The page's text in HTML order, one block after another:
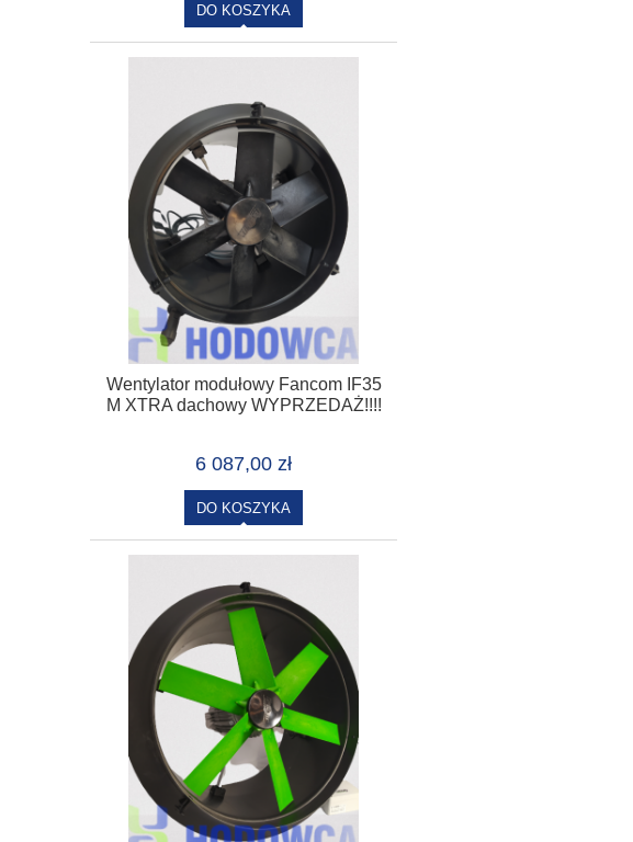
DO KOSZYKA
Wentylator modułowy Fancom IF35
M XTRA dachowy WYPRZEDAŻ!!!!
6 087,00 zł
DO KOSZYKA